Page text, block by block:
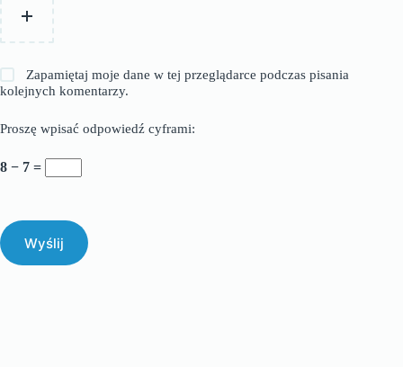
Zapamiętaj moje dane w tej przeglądarce podczas pisania
kolejnych komentarzy.
Proszę wpisać odpowiedź cyframi:
8 − 7 =
Wyślij